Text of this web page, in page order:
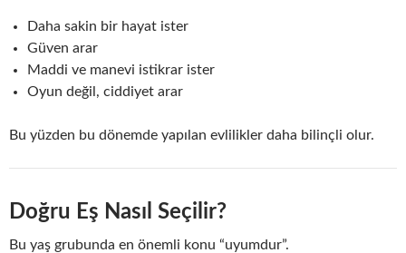
Daha sakin bir hayat ister
Güven arar
Maddi ve manevi istikrar ister
Oyun değil, ciddiyet arar
Bu yüzden bu dönemde yapılan evlilikler daha bilinçli olur.
Doğru Eş Nasıl Seçilir?
Bu yaş grubunda en önemli konu “uyumdur”.